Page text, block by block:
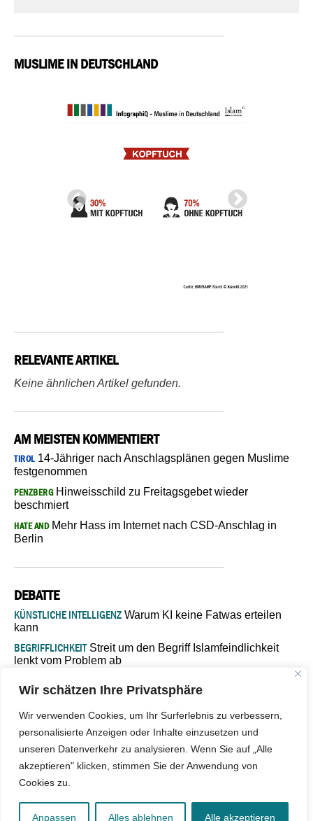
Wir schätzen Ihre Privatsphäre
Wir verwenden Cookies, um Ihr Surferlebnis zu verbessern,
personalisierte Anzeigen oder Inhalte einzusetzen und
unseren Datenverkehr zu analysieren. Wenn Sie auf „Alle
akzeptieren" klicken, stimmen Sie der Anwendung von
Cookies zu.
Anpassen Alles ablehnen Alle akzeptieren
MUSLIME IN DEUTSCHLAND
RELEVANTE ARTIKEL
Keine ähnlichen Artikel gefunden.
AM MEISTEN KOMMENTIERT
TIROL14-Jähriger nach Anschlagsplänen gegen Muslime
festgenommen
PENZBERGHinweisschild zu Freitagsgebet wieder
beschmiert
HATE ANDMehr Hass im Internet nach CSD-Anschlag in
Berlin
DEBATTE
KÜNSTLICHE INTELLIGENZ Warum KI keine Fatwas erteilen
kann
BEGRIFFLICHKEITStreit um den Begriff Islamfeindlichkeit
lenkt vom Problem ab
Verantwortung bleibt“
ISLAMISCHE FAKULTÄT IN MÜNSTEREine kritische Schwelle für
die deutsche Religionspolitik
GASTBEITRAGWarum die muslimische Welt eine neue
Kontakt|Impressum Barrierefreiheit|Jobs Netiquette|Mediadaten